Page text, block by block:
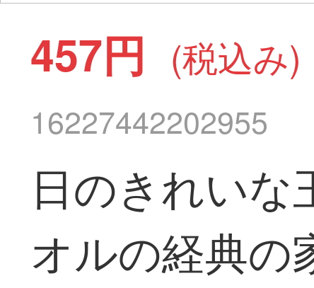
457円 (税込み)
16227442202955
日のきれいな
オルの経典の